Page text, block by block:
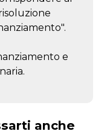
e
anche